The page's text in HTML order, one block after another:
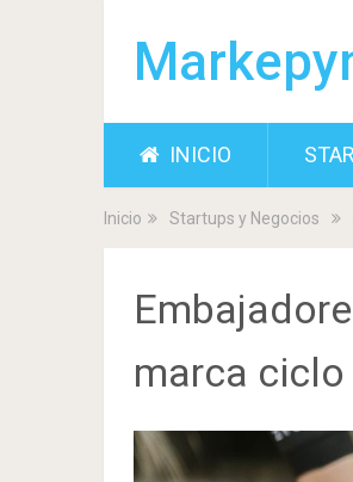
INICIO
Inicio Startups y Negocios
marca ciclo